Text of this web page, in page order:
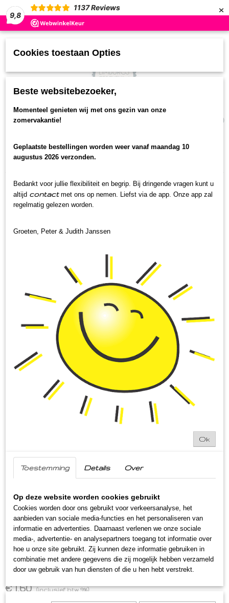
9,8
1137 Reviews ×
UW WINKELWAGEN
(0)
Home>Streekproducten>0.0% alcohol>Radler
citroen 0.0
Radler citroen 0.0
€ 1,60 (inclusief btw 9%)
Cookies toestaan Opties
Beste websitebezoeker,
Momenteel genieten wij met ons gezin van onze
zomervakantie!
Geplaatste bestellingen worden weer vanaf maandag 10
augustus 2026 verzonden.
Bedankt voor jullie flexibiliteit en begrip. Bij dringende vragen kunt u
altijd contactmet ons op nemen. Liefst via de app. Onze app zal
regelmatig gelezen worden.
Groeten, Peter & Judith Janssen
Ok
Toestemming Details Over
Op deze website worden cookies gebruikt
Cookies worden door ons gebruikt voor verkeersanalyse, het
aanbieden van sociale media-functies en het personaliseren van
informatie en advertenties. Daarnaast verlenen we onze sociale
media-, advertentie- en analysepartners toegang tot informatie over
hoe u onze site gebruikt. Zij kunnen deze informatie gebruiken in
combinatie met andere gegevens die zij mogelijk hebben verzameld
door uw gebruik van hun diensten of die u hen hebt verstrekt.